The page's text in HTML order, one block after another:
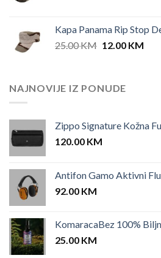
25.00 KM.
Kapa Panama Rip Stop
25.00KM Original
25.00 KM.
12.00 KM
NAJNOVIJE IZ PONUDE
Zippo Signature Kožna
120.00 KM
Antifon Gamo Aktivni
92.00 KM
KomaracaBez 100%
25.00 KM